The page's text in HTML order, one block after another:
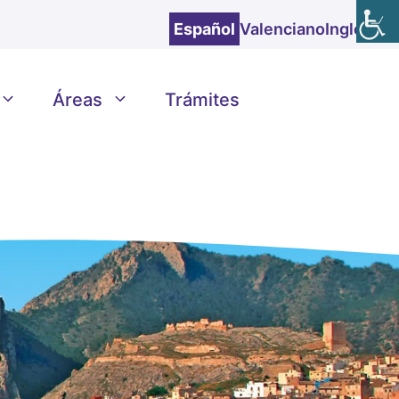
Español ValencianoInglés
Áreas Trámites